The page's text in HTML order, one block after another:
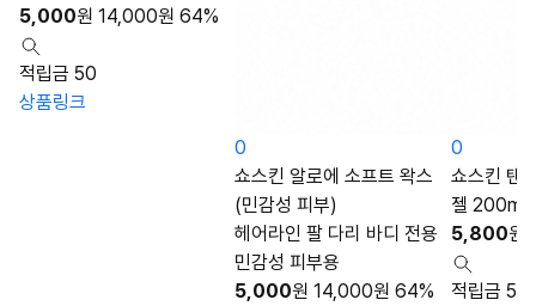
5,000원 14,000원 64%
적립금 50
상품링크
0
쇼스킨 알로에 소프트 왁스
(민감성 피부)
헤어라인 팔 다리 바디 전용
민감성 피부용
5,000원 14,000원 64%
0
쇼스킨 탠
젤 200ml
5,800원
적립금 58